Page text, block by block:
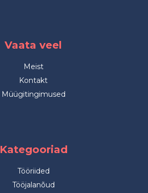
Vaata veel
Meist
Kontakt
Müügitingimused
Kategooriad
Tööriided
Tööjalanõud